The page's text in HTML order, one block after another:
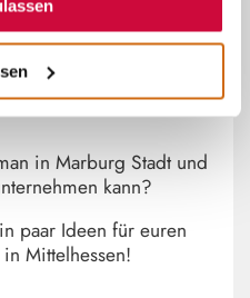
UND LAND
in Marburg Stadt und
kann?
paar Ideen für euren
Mittelhessen!